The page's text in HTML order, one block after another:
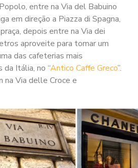
entre na Via del Babuino
em direção a Piazza di Spagna,
depois entre na Via dei
aproveite para tomar um
das cafeterias mais
da Itália, no “Antico Caffe Greco”.
na Via delle Croce e